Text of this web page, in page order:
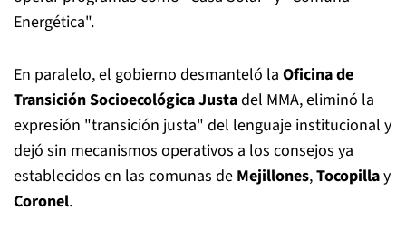
Energética".
En paralelo, el gobierno desmanteló la Oficina de
Transición Socioecológica Justadel MMA, eliminó la
expresión "transición justa" del lenguaje institucional y
dejó sin mecanismos operativos a los consejos ya
establecidos en las comunas de Mejillones,Tocopillay
Coronel.